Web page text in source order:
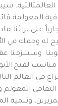
المعولمة
على تراثنا
له وحمله في
وستلازمنا
لفتح
في العالم
المعولم
وتنمية